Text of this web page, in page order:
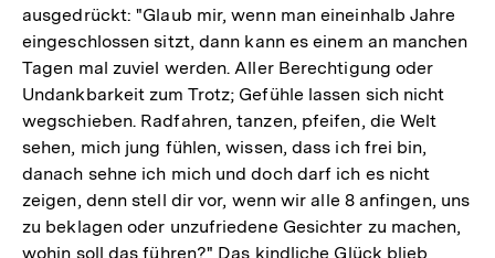
ausgedrückt: "Glaub mir, wenn man eineinhalb Jahre
eingeschlossen sitzt, dann kann es einem an manchen
Tagen mal zuviel werden. Aller Berechtigung oder
Undankbarkeit zum Trotz; Gefühle lassen sich nicht
wegschieben. Radfahren, tanzen, pfeifen, die Welt
sehen, mich jung fühlen, wissen, dass ich frei bin,
danach sehne ich mich und doch darf ich es nicht
zeigen, denn stell dir vor, wenn wir alle 8 anfingen, uns
zu beklagen oder unzufriedene Gesichter zu machen,
wohin soll das führen?" Das kindliche Glück blieb